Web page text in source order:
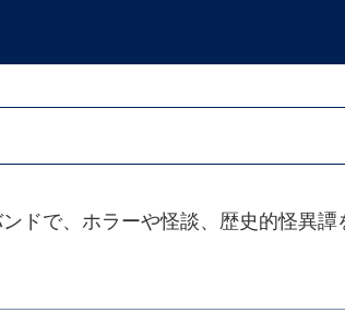
ドで、ホラーや怪談、歴史的怪異譚